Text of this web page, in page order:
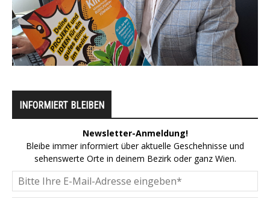
INFORMIERT BLEIBEN
Newsletter-Anmeldung!
Bleibe immer informiert über aktuelle Geschehnisse und
sehenswerte Orte in deinem Bezirk oder ganz Wien.